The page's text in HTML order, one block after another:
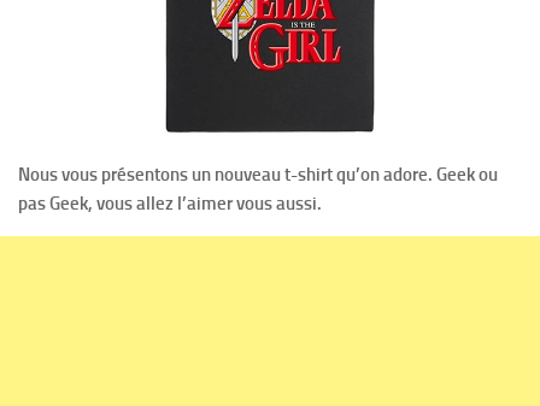
Nous vous présentons un nouveau t-shirt qu’on adore. Geek ou
pas Geek, vous allez l’aimer vous aussi.